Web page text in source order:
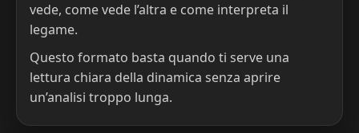
vede, come vede l’altra e come interpreta il
legame.
Questo formato basta quando ti serve una
lettura chiara della dinamica senza aprire
un’analisi troppo lunga.